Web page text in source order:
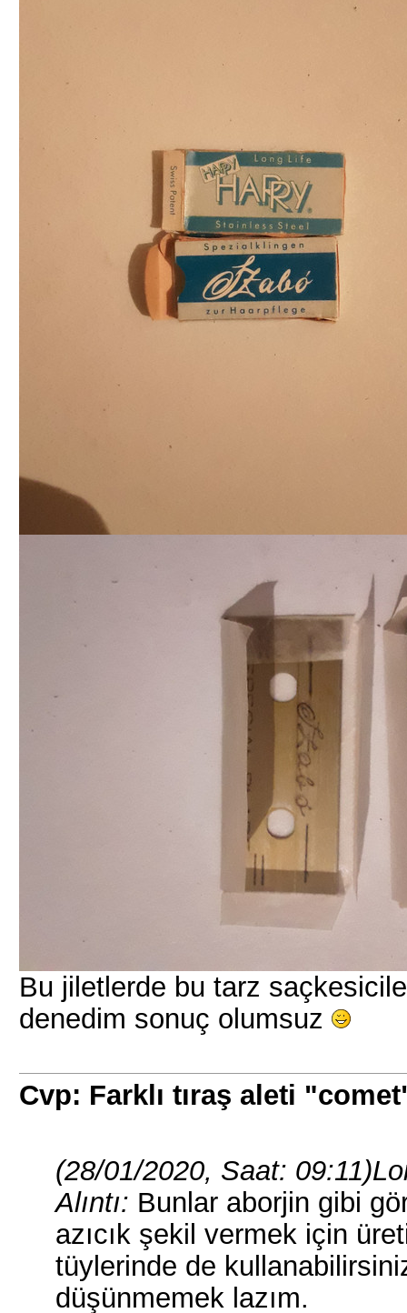
Bu jiletlerde bu tarz
denedim sonuç olumsuz
Cvp: Farklı tıraş aleti
(28/01/2020, Saat: 09:11)
Alıntı: Bunlar aborjin gibi
azıcık şekil vermek için
tüylerinde de
düşünmemek lazım.